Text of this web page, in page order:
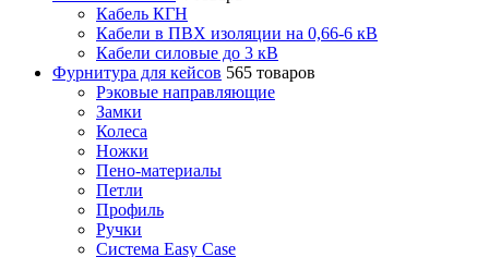
Кабель КГН
Кабели в ПВХ изоляции на 0,66-6 кВ
Кабели силовые до 3 кВ
Фурнитура для кейсов 565 товаров
Рэковые направляющие
Замки
Колеса
Ножки
Пено-материалы
Петли
Профиль
Ручки
Система Easy Case